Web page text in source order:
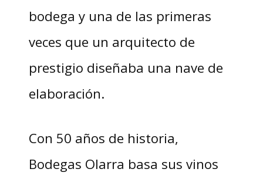
bodega y una de las primeras
veces que un arquitecto de
prestigio diseñaba una nave de
elaboración.
Con 50 años de historia,
Bodegas Olarra basa sus vinos